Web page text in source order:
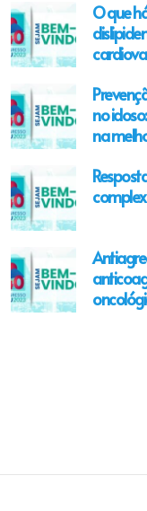
O que
no
na